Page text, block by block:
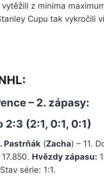
z minima
Cupu tak vykročili
– 2. zápasy:
2:3 (2:1, 0:1, 0:1)
Pastrňák (Zacha) – 11.
Hvězdy zápasu:
série: 1:1.